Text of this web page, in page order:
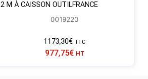
2 M À CAISSON OUTILFRANCE
0019220
1173,30€ TTC
977,75€ HT